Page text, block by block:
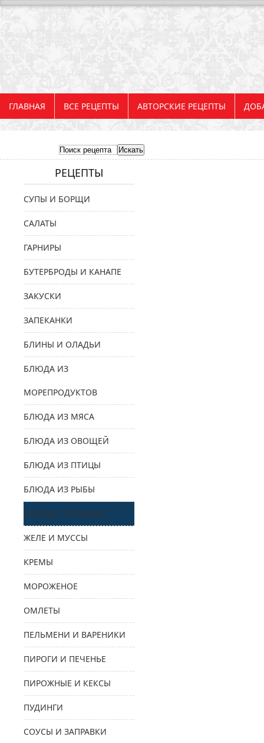
ГЛАВНАЯ ВСЕ РЕЦЕПТЫ АВТОРСКИЕ РЕЦЕПТЫ
РЕЦЕПТЫ
СУПЫ И БОРЩИ
САЛАТЫ
ГАРНИРЫ
БУТЕРБРОДЫ И КАНАПЕ
ЗАКУСКИ
ЗАПЕКАНКИ
БЛИНЫ И ОЛАДЬИ
БЛЮДА ИЗ
МОРЕПРОДУКТОВ
БЛЮДА ИЗ МЯСА
БЛЮДА ИЗ ОВОЩЕЙ
БЛЮДА ИЗ ПТИЦЫ
БЛЮДА ИЗ РЫБЫ
БЛЮДА С ГРИБАМИ
ЖЕЛЕ И МУССЫ
КРЕМЫ
МОРОЖЕНОЕ
ОМЛЕТЫ
ПЕЛЬМЕНИ И ВАРЕНИКИ
ПИРОГИ И ПЕЧЕНЬЕ
ПИРОЖНЫЕ И КЕКСЫ
ПУДИНГИ
СОУСЫ И ЗАПРАВКИ